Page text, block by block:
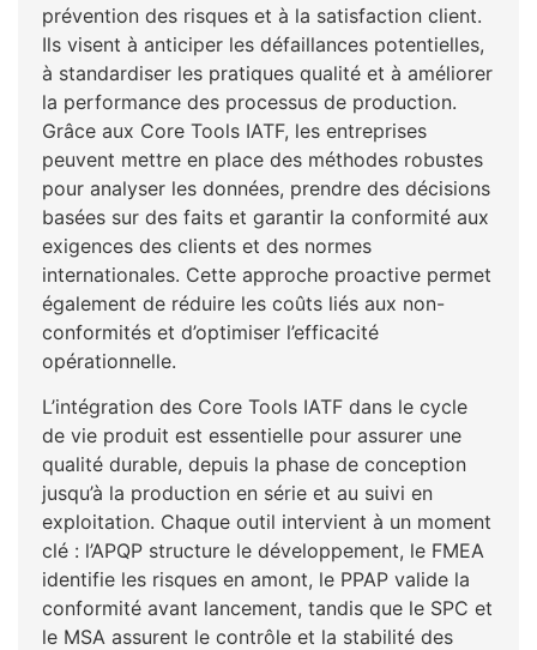
prévention des risques et à la satisfaction client.
Ils visent à anticiper les défaillances potentielles,
à standardiser les pratiques qualité et à améliorer
la performance des processus de production.
Grâce aux Core Tools IATF, les entreprises
peuvent mettre en place des méthodes robustes
pour analyser les données, prendre des décisions
basées sur des faits et garantir la conformité aux
exigences des clients et des normes
internationales. Cette approche proactive permet
également de réduire les coûts liés aux non-
conformités et d’optimiser l’efficacité
opérationnelle.
L’intégration des Core Tools IATF dans le cycle
de vie produit est essentielle pour assurer une
qualité durable, depuis la phase de conception
jusqu’à la production en série et au suivi en
exploitation. Chaque outil intervient à un moment
clé : l’APQP structure le développement, le FMEA
identifie les risques en amont, le PPAP valide la
conformité avant lancement, tandis que le SPC et
le MSA assurent le contrôle et la stabilité des